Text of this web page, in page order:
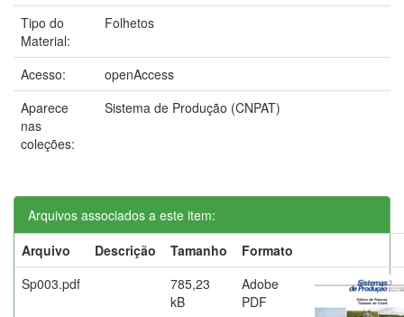
Tipo do
Material:
Folhetos
Acesso:
openAccess
Aparece
nas
coleções:
Sistema de Produção (CNPAT)
Arquivos associados a este item:
Arquivo
Descrição Tamanho
Formato
Sp003.pdf
785,23
kB
Adobe
PDF